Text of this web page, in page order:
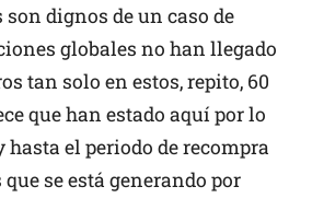
son dignos de un caso de
globales no han llegado
tan solo en estos, repito, 60
que han estado aquí por lo
hasta el periodo de recompra
se está generando por